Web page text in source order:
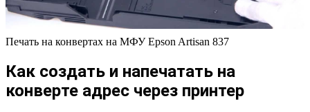
Печать на конвертах на МФУ Epson Artisan 837
Как создать и напечатать на
конверте адрес через принтер